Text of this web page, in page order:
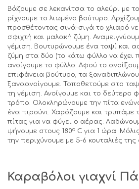
Βάζουμε σε λεκανίτσα το αλεύρι με
ρίχνουμε το λιωμένο βούτυρο.
προσθέτοντας σιγά-σιγά το χλιαρό
σφιχτή και μαλακή ζύμη.
γέμιση. Βουτυρώνουμε ένα ταψί και
ζύμη στα δύο (το κάτω φύλλο να έχει
ανοίγουμε το φύλλο. Αφού το
επιφάνεια βούτυρο, τα
ξαναανοίγουμε. Τοποθετούμε στο
τη γέμιση. Ανοίγουμε και το δεύτερο
τρόπο. Ολοκληρώνουμε την πίτα
ένα πιρούνι. Χαράζουμε και τρυπάμε
πίτας για να φύγει ο αέρας.
ψήνουμε στους 180o C για 1 ώρα.
την περιχύνουμε με 5-6 κουταλιές
Καραβόλοι γιαχνί